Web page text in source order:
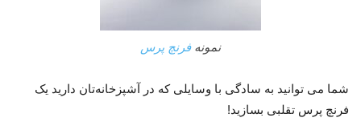
نمونهفرنچ پرس
شما می توانید به سادگی با وسایلی که در آشپزخانه‌تان دارید یک
فرنچ پرس تقلبی بسازید!